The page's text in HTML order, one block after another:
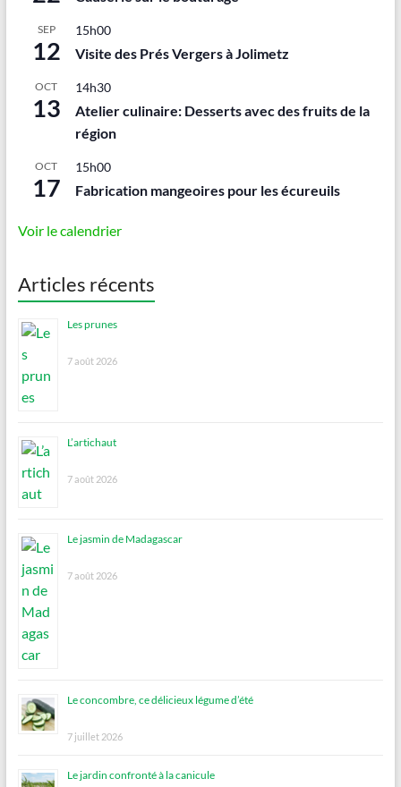
SEP
12
15h00
Visite des Prés Vergers à Jolimetz
OCT
13
14h30
Atelier culinaire: Desserts avec des fruits de la
région
OCT
17
15h00
Fabrication mangeoires pour les écureuils
Voir le calendrier
Articles récents
Les prunes
7 août 2026
L’artichaut
7 août 2026
Le jasmin de Madagascar
7 août 2026
Le concombre, ce délicieux légume d’été
7 juillet 2026
Le jardin confronté à la canicule